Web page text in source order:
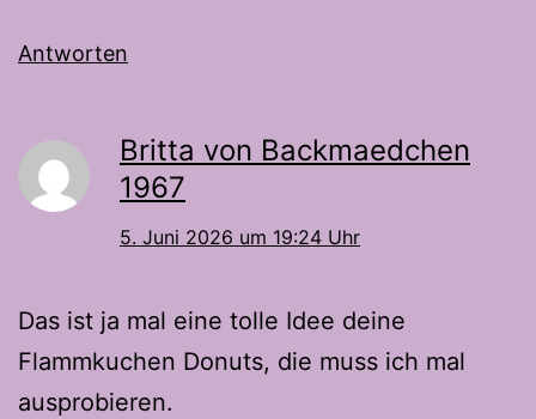
Antworten
Britta von Backmaedchen
1967
5. Juni 2026 um 19:24 Uhr
Das ist ja mal eine tolle Idee deine
Flammkuchen Donuts, die muss ich mal
ausprobieren.